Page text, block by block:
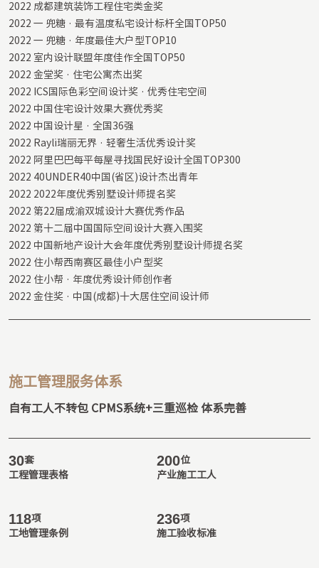
2022 成都建筑装饰⼯程住宅类⾦奖
2022 ⼀ 兜糖 · 最有温度私宅设计标杆全国TOP50
2022 ⼀ 兜糖 · 年度最佳大户型TOP10
2022 室内设计联盟年度佳作全国TOP50
2022 金堂奖 · 住宅公寓杰出奖
2022 ICS国际⾊彩空间设计奖 · 优秀住宅空间
2022 中国住宅设计效果大赛优秀奖
2022 中国设计星 · 全国36强
2022 Rayli瑞丽⽆界 · 轻奢生活优秀设计奖
2022 阿⾥巴巴每平每屋寻找国民好设计全国TOP300
2022 40UNDER40中国(省区)设计杰出青年
2022 2022年度优秀别墅设计师提名奖
2022 第22届成渝双城设计大赛优秀作品
2022 第⼗⼆届中国国际空间设计大赛入围奖
2022 中国新地产设计大会年度优秀别墅设计师提名奖
2022 住小帮西南赛区最佳小户型奖
2022 住小帮 · 年度优秀设计师创作者
2022 ⾦住奖 · 中国(成都)十大居住空间设计师
施工管理服务体系
自有工人不转包 CPMS系统+三重巡检 体系完善
30套
工程管理表格
200位
产业施工工人
118项
工地管理条例
236项
施工验收标准